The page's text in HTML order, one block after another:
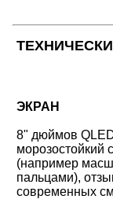
ЭКРАН
8" дюймов
морозостойкий
(например
пальцами),
современных